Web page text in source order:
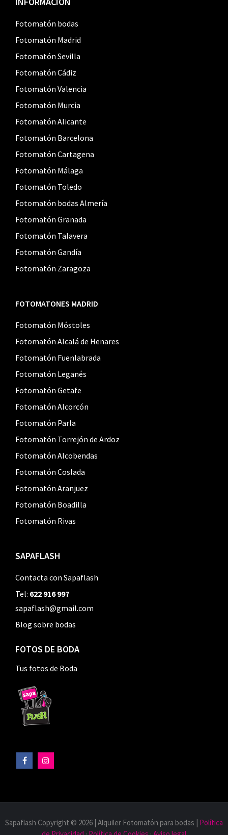
Fotomatón bodas
Fotomatón Madrid
Fotomatón Sevilla
Fotomatón Cádiz
Fotomatón Valencia
Fotomatón Murcia
Fotomatón Alicante
Fotomatón Barcelona
Fotomatón Cartagena
Fotomatón Málaga
Fotomatón Toledo
Fotomatón bodas Almería
Fotomatón Granada
Fotomatón Talavera
Fotomatón Gandía
Fotomatón Zaragoza
FOTOMATONES MADRID
Fotomatón Móstoles
Fotomatón Alcalá de Henares
Fotomatón Fuenlabrada
Fotomatón Leganés
Fotomatón Getafe
Fotomatón Alcorcón
Fotomatón Parla
Fotomatón Torrejón de Ardoz
Fotomatón Alcobendas
Fotomatón Coslada
Fotomatón Aranjuez
Fotomatón Boadilla
Fotomatón Rivas
SAPAFLASH
Contacta con Sapaflash
Tel: 622 916 997
sapaflash@gmail.com
Blog sobre bodas
FOTOS DE BODA
Tus fotos de Boda
Sapaflash Copyright © 2026 | Alquiler Fotomatón para bodas | Política